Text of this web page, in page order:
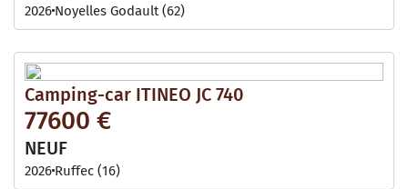
2026 Noyelles Godault (62)
Camping-car ITINEO JC 740
77600 €
NEUF
2026 Ruffec (16)